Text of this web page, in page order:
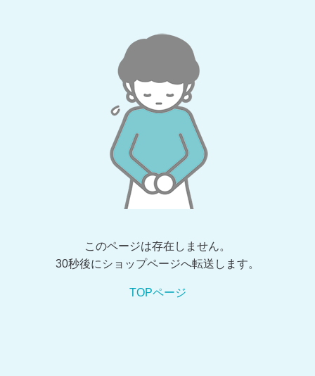
このページは存在しません。
30秒後にショップページへ転送します。
TOPページ